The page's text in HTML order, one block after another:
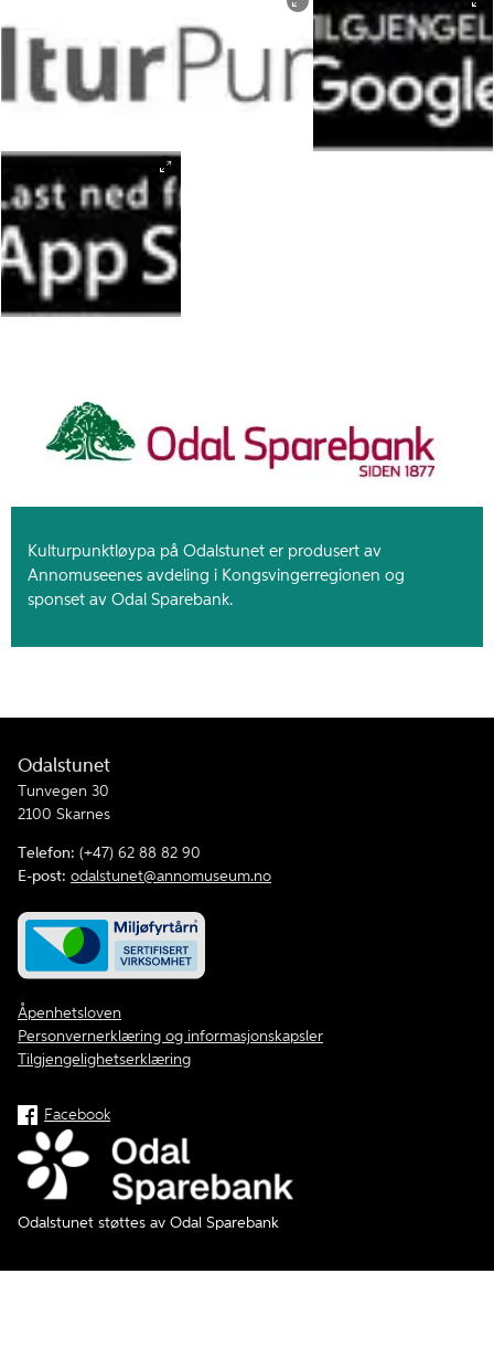
Kulturpunktløypa på Odalstunet er produsert av
Annomuseenes avdeling i Kongsvingerregionen og
sponset av Odal Sparebank.
Odalstunet
Tunvegen 30
2100 Skarnes
Telefon: (+47) 62 88 82 90
E-post: odalstunet@annomuseum.no
Åpenhetsloven
Personvernerklæring og informasjonskapsler
Tilgjengelighetserklæring
Facebook
Odalstunet støttes av Odal Sparebank